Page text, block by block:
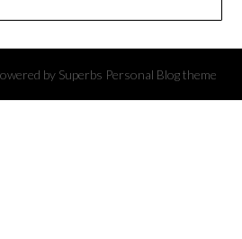
by Superbs Personal Blog theme